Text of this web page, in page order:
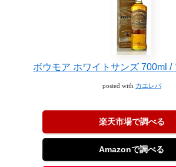
ボウモア ホワイトサンズ 700ml /
posted with カエレバ
楽天市場で調べる
Amazonで調べる